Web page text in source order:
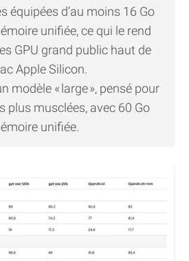
équipées d’au moins 16 Go
unifiée, ce qui le rend
GPU grand public haut de
Apple Silicon.
modèle « large », pensé pour
plus musclées, avec 60 Go
unifiée.